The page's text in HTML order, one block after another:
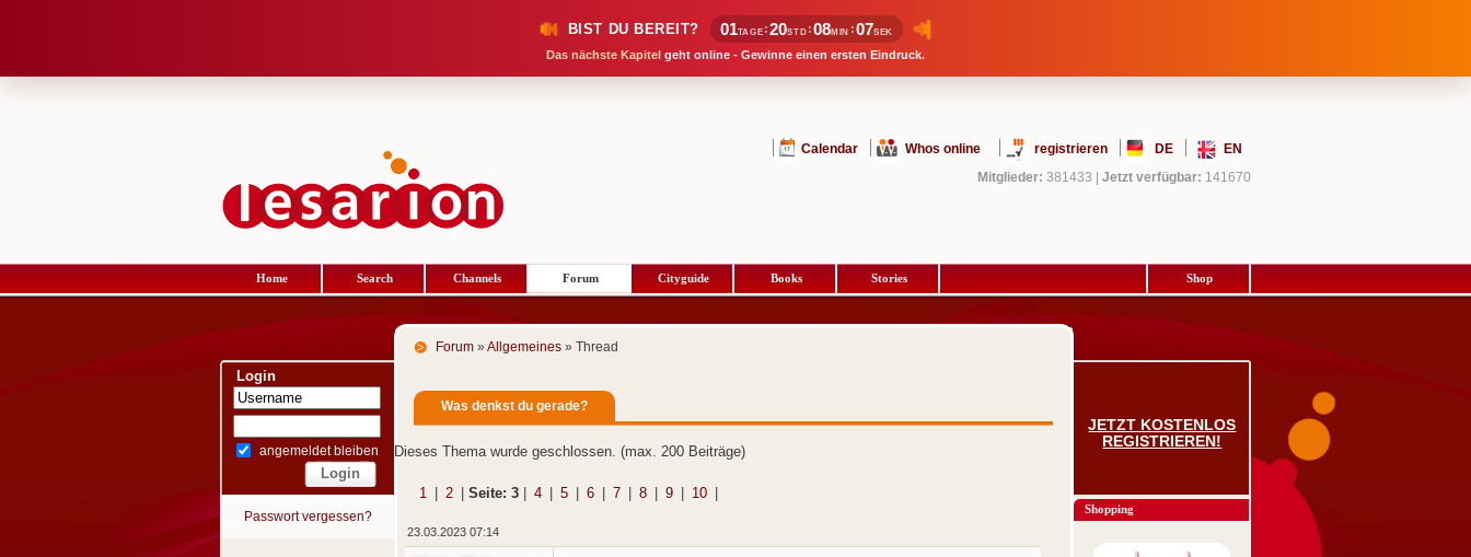
BIST DU BEREIT? 01TAGE :20STD :08MIN :06SEK
Das nächste Kapitel geht online - Gewinne einen ersten Eindruck.
Calendar Whos online registrieren DE
EN
Mitglieder: 381433 Jetzt verfügbar: 141670
Home Search Channels Forum Cityguide Books Stories Shop
Login
angemeldet bleiben
Passwort vergessen?
Forum » Allgemeines » Thread
Was denkst du gerade?
Dieses Thema wurde geschlossen. (max. 200 Beiträge)
1 2 Seite: 3 4 5 6 7 8 9 10
23.03.2023 07:14
JETZT KOSTENLOS
REGISTRIEREN!
Shopping